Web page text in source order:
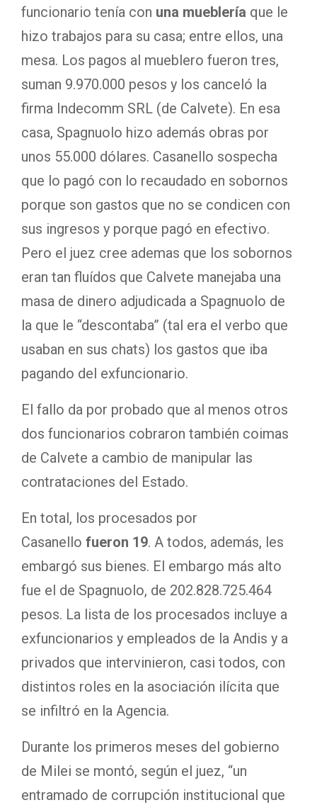
funcionario tenía con una mueblería que le
hizo trabajos para su casa; entre ellos, una
mesa. Los pagos al mueblero fueron tres,
suman 9.970.000 pesos y los canceló la
firma Indecomm SRL (de Calvete). En esa
casa, Spagnuolo hizo además obras por
unos 55.000 dólares. Casanello sospecha
que lo pagó con lo recaudado en sobornos
porque son gastos que no se condicen con
sus ingresos y porque pagó en efectivo.
Pero el juez cree ademas que los sobornos
eran tan fluídos que Calvete manejaba una
masa de dinero adjudicada a Spagnuolo de
la que le “descontaba” (tal era el verbo que
usaban en sus chats) los gastos que iba
pagando del exfuncionario.
El fallo da por probado que al menos otros
dos funcionarios cobraron también coimas
de Calvete a cambio de manipular las
contrataciones del Estado.
En total, los procesados por
Casanello fueron 19. A todos, además, les
embargó sus bienes. El embargo más alto
fue el de Spagnuolo, de 202.828.725.464
pesos. La lista de los procesados incluye a
exfuncionarios y empleados de la Andis y a
privados que intervinieron, casi todos, con
distintos roles en la asociación ilícita que
se infiltró en la Agencia.
Durante los primeros meses del gobierno
de Milei se montó, según el juez, “un
entramado de corrupción institucional que